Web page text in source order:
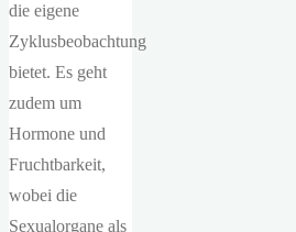
die eigene
Zyklusbeobachtung
bietet. Es geht
zudem um
Hormone und
Fruchtbarkeit,
wobei die
Sexualorgane als